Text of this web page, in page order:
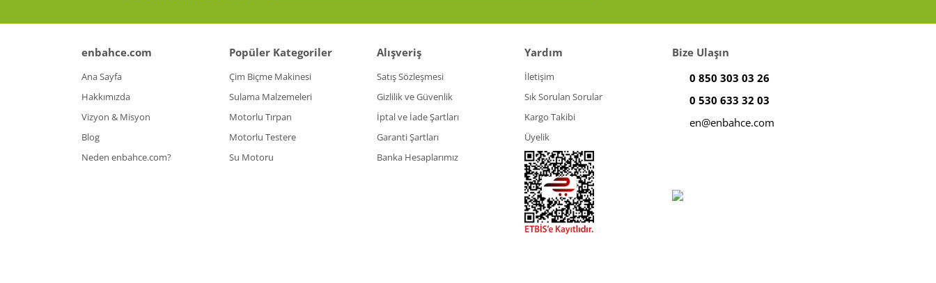
enbahce.com
Ana Sayfa
Hakkımızda
Vizyon & Misyon
Blog
Neden enbahce.com?
Popüler Kategoriler
Çim Biçme Makinesi
Sulama Malzemeleri
Motorlu Tırpan
Motorlu Testere
Su Motoru
Alışveriş
Satış Sözleşmesi
Gizlilik ve Güvenlik
İptal ve İade Şartları
Garanti Şartları
Banka Hesaplarımız
Yardım
İletişim
Sık Sorulan Sorular
Kargo Takibi
Üyelik
Bize Ulaşın
0 850 303 03 26
0 530 633 32 03
en@enbahce.com